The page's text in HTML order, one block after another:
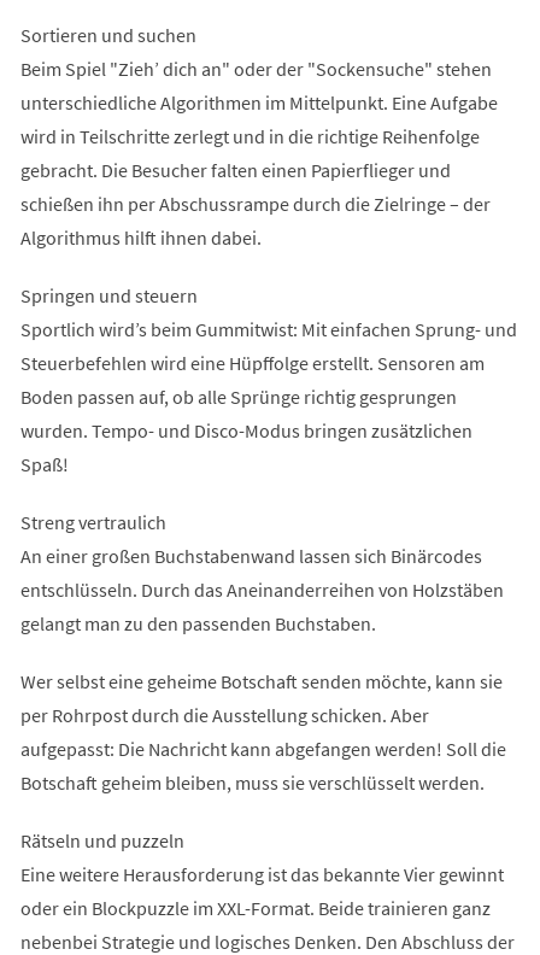
Sortieren und suchen
Beim Spiel "Zieh’ dich an" oder der "Sockensuche" stehen
unterschiedliche Algorithmen im Mittelpunkt. Eine Aufgabe
wird in Teilschritte zerlegt und in die richtige Reihenfolge
gebracht. Die Besucher falten einen Papierflieger und
schießen ihn per Abschussrampe durch die Zielringe – der
Algorithmus hilft ihnen dabei.
Springen und steuern
Sportlich wird’s beim Gummitwist: Mit einfachen Sprung- und
Steuerbefehlen wird eine Hüpffolge erstellt. Sensoren am
Boden passen auf, ob alle Sprünge richtig gesprungen
wurden. Tempo- und Disco-Modus bringen zusätzlichen
Spaß!
Streng vertraulich
An einer großen Buchstabenwand lassen sich Binärcodes
entschlüsseln. Durch das Aneinanderreihen von Holzstäben
gelangt man zu den passenden Buchstaben.
Wer selbst eine geheime Botschaft senden möchte, kann sie
per Rohrpost durch die Ausstellung schicken. Aber
aufgepasst: Die Nachricht kann abgefangen werden! Soll die
Botschaft geheim bleiben, muss sie verschlüsselt werden.
Rätseln und puzzeln
Eine weitere Herausforderung ist das bekannte Vier gewinnt
oder ein Blockpuzzle im XXL-Format. Beide trainieren ganz
nebenbei Strategie und logisches Denken. Den Abschluss der